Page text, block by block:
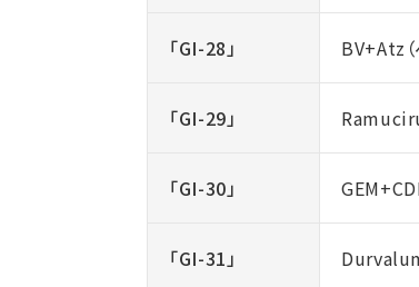
「GI-28」 BV+Atz（
「GI-29」
「GI-30」
「GI-31」